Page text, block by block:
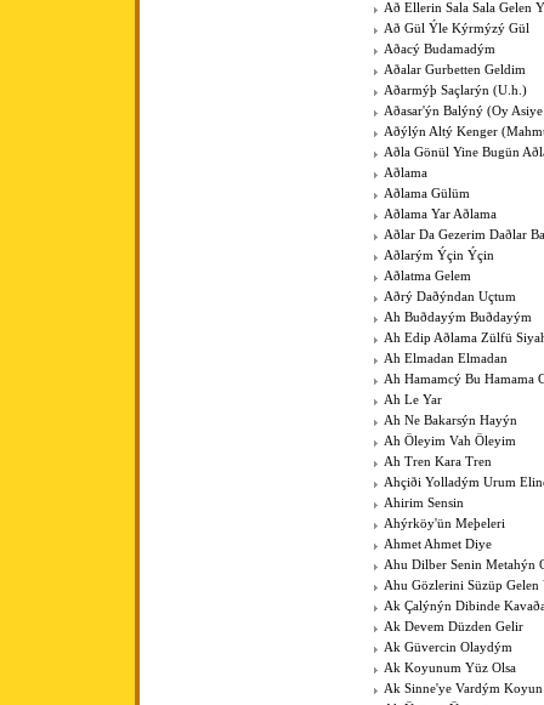
Að Ellerin Sala Sala Gelen
Að Gül Ýle Kýrmýzý Gül
Aðacý Budamadým
Aðalar Gurbetten Geldim
Aðarmýþ Saçlarýn (U.h.)
Aðasar'ýn Balýný (Oy
Aðýlýn Altý Kenger
Aðla Gönül Yine Bugün
Aðlama
Aðlama Gülüm
Aðlama Yar Aðlama
Aðlar Da Gezerim Daðlar
Aðlarým Ýçin Ýçin
Aðlatma Gelem
Aðrý Daðýndan Uçtum
Ah Buðdayým Buðdayým
Ah Edip Aðlama Zülfü
Ah Elmadan Elmadan
Ah Hamamcý Bu Hamama
Ah Le Yar
Ah Ne Bakarsýn Hayýn
Ah Öleyim Vah Öleyim
Ah Tren Kara Tren
Ahçiði Yolladým Urum
Ahirim Sensin
Ahýrköy'ün Meþeleri
Ahmet Ahmet Diye
Ahu Dilber Senin Metahýn
Ahu Gözlerini Süzüp Gelen
Ak Çalýnýn Dibinde
Ak Devem Düzden Gelir
Ak Güvercin Olaydým
Ak Koyunum Yüz Olsa
Ak Sinne'ye Vardým Koyun